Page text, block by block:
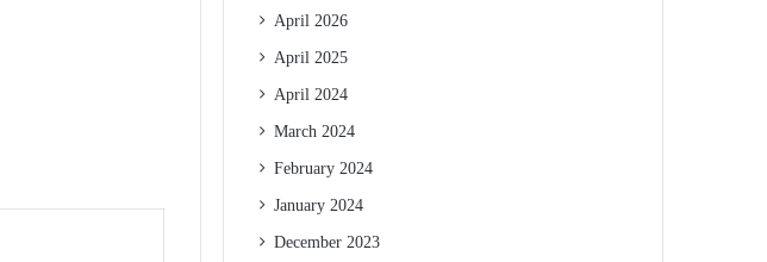
April 2026
April 2025
April 2024
March 2024
February 2024
January 2024
December 2023